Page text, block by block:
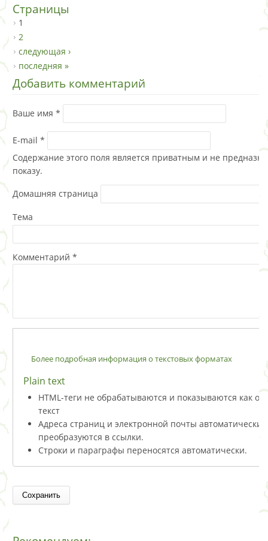
Страницы
1
2
следующая ›
последняя »
Добавить комментарий
Ваше имя *
E-mail *
Содержание этого поля является приватным и не
показу.
Домашняя страница
Тема
Комментарий *
Более подробная информация о текстовых форматах
Plain text
HTML-теги не обрабатываются и показываются как
текст
Адреса страниц и электронной почты автоматически
преобразуются в ссылки.
Строки и параграфы переносятся автоматически.